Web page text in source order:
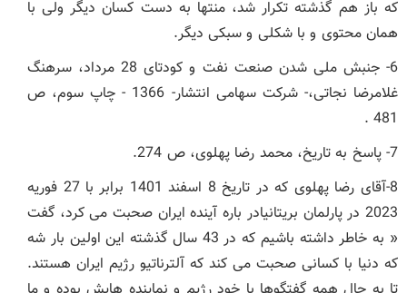
که باز هم گذشته تکرار شد، منتها به دست کسان دیگر ولی با
همان محتوی و با شکلی و سبکی دیگر.
6- جنبش ملی شدن صنعت نفت و کودتای 28 مرداد، سرهنگ
غلامرضا نجاتی،- شرکت سهامی انتشار- 1366 - چاپ سوم، ص
481 .
7- پاسخ به تاریخ، محمد رضا پهلوی، ص 274.
8-آقای رضا پهلوی که در تاریخ 8 اسفند 1401 برابر با 27 فوریه
2023 در پارلمان بریتانیادر باره آینده ایران صحبت می کرد، گفت
« به خاطر داشته باشیم که در 43 سال گذشته این اولین بار شه
که دنیا با کسانی صحبت می کند که آلترناتیو رژیم ایران هستند.